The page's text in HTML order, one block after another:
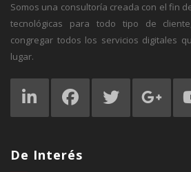
Somos una consultoría creada con el fin
tecnológicas para todo tipo de
congregar todos los servicios digitales
lugar.
De Interés